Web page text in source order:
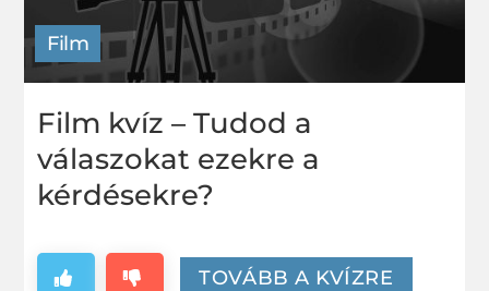
Film
Film kvíz – Tudod a
válaszokat ezekre a
kérdésekre?
TOVÁBB A KVÍZRE